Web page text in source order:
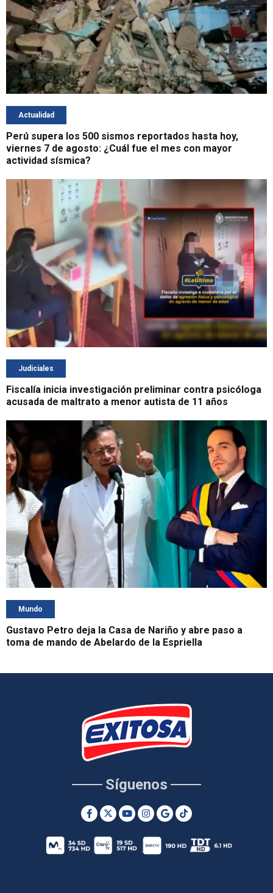
Actualidad
Perú supera los 500 sismos reportados hasta hoy,
viernes 7 de agosto: ¿Cuál fue el mes con mayor
actividad sísmica?
Judiciales
Fiscalía inicia investigación preliminar contra psicóloga
acusada de maltrato a menor autista de 11 años
Mundo
Gustavo Petro deja la Casa de Nariño y abre paso a
toma de mando de Abelardo de la Espriella
Síguenos